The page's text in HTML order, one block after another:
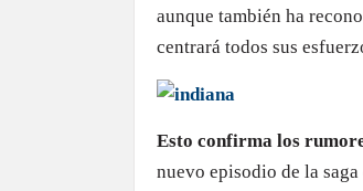
aunque también ha
centrará todos sus
Esto confirma los
nuevo episodio de la